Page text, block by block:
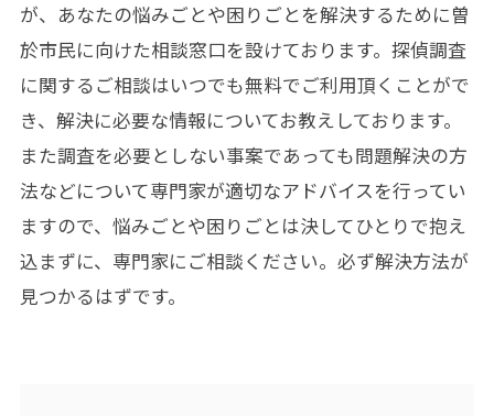
が、あなたの悩みごとや困りごとを解決するために曽
於市民に向けた相談窓口を設けております。探偵調査
に関するご相談はいつでも無料でご利用頂くことがで
き、解決に必要な情報についてお教えしております。
また調査を必要としない事案であっても問題解決の方
法などについて専門家が適切なアドバイスを行ってい
ますので、悩みごとや困りごとは決してひとりで抱え
込まずに、専門家にご相談ください。必ず解決方法が
見つかるはずです。